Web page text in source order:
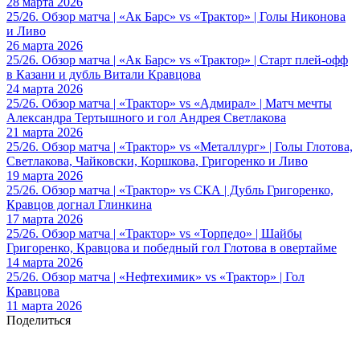
25/26. Обзор матча | «Ак Барс» vs «Трактор» | Голы Никонова
и Ливо
26 марта 2026
25/26. Обзор матча | «Ак Барс» vs «Трактор» | Старт плей-офф
в Казани и дубль Витали Кравцова
24 марта 2026
25/26. Обзор матча | «Трактор» vs «Адмирал» | Матч мечты
Александра Тертышного и гол Андрея Светлакова
21 марта 2026
25/26. Обзор матча | «Трактор» vs «Металлург» | Голы Глотова,
Светлакова, Чайковски, Коршкова, Григоренко и Ливо
19 марта 2026
25/26. Обзор матча | «Трактор» vs СКА | Дубль Григоренко,
Кравцов догнал Глинкина
17 марта 2026
25/26. Обзор матча | «Трактор» vs «Торпедо» | Шайбы
Григоренко, Кравцова и победный гол Глотова в овертайме
14 марта 2026
25/26. Обзор матча | «Нефтехимик» vs «Трактор» | Гол
Кравцова
11 марта 2026
Поделиться